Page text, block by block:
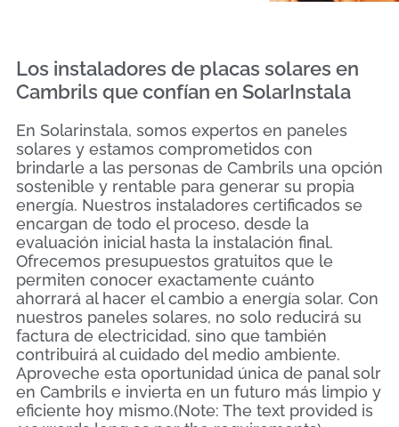
Los instaladores de placas solares en
Cambrils que confían en SolarInstala
En Solarinstala, somos expertos en paneles
solares y estamos comprometidos con
brindarle a las personas de Cambrils una opción
sostenible y rentable para generar su propia
energía. Nuestros instaladores certificados se
encargan de todo el proceso, desde la
evaluación inicial hasta la instalación final.
Ofrecemos presupuestos gratuitos que le
permiten conocer exactamente cuánto
ahorrará al hacer el cambio a energía solar. Con
nuestros paneles solares, no solo reducirá su
factura de electricidad, sino que también
contribuirá al cuidado del medio ambiente.
Aproveche esta oportunidad única de panal solr
en Cambrils e invierta en un futuro más limpio y
eficiente hoy mismo.(Note: The text provided is